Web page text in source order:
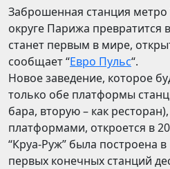
Заброшенная станция метро
округе Парижа превратится
станет первым в мире,
сообщает “Евро Пульс“.
Новое заведение, которое
только обе платформы
бара, вторую – как
платформами, откроется в
“Круа-Руж” была построена в
первых конечных станций